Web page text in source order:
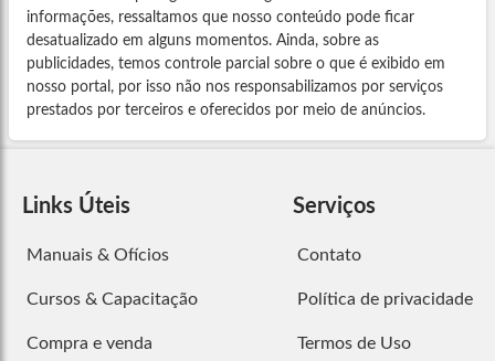
informações, ressaltamos que nosso conteúdo pode ficar
desatualizado em alguns momentos. Ainda, sobre as
publicidades, temos controle parcial sobre o que é exibido em
nosso portal, por isso não nos responsabilizamos por serviços
prestados por terceiros e oferecidos por meio de anúncios.
Links Úteis
Manuais & Ofícios
Cursos & Capacitação
Compra e venda
Serviços
Contato
Política de privacidade
Termos de Uso